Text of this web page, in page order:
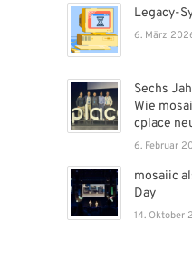
Legacy-
6. März
Sechs
Wie
cplace
6. Februar
mosaiic
Day
14. Oktober